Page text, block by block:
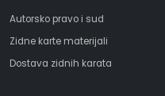
Autorsko pravo i sud
Zidne karte materijali
Dostava zidnih karata